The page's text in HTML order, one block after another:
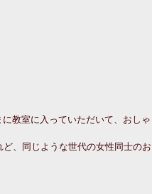
、同じような世代の女性同士のお